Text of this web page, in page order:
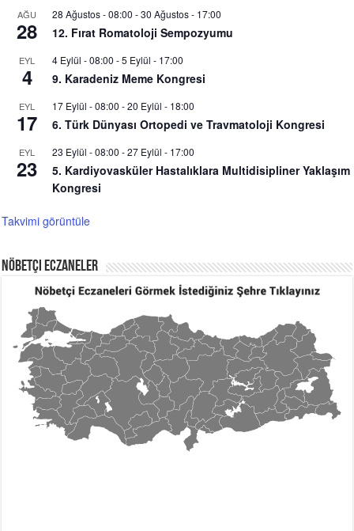
AĞU
28
28 Ağustos - 08:00 -30 Ağustos - 17:00
12. Fırat Romatoloji Sempozyumu
EYL
4
4 Eylül - 08:00 -5 Eylül - 17:00
9. Karadeniz Meme Kongresi
EYL
17
17 Eylül - 08:00 -20 Eylül - 18:00
6. Türk Dünyası Ortopedi ve Travmatoloji Kongresi
EYL
23
23 Eylül - 08:00 -27 Eylül - 17:00
5. Kardiyovasküler Hastalıklara Multidisipliner Yaklaşım
Kongresi
Takvimi görüntüle
Nöbetçi Eczaneler